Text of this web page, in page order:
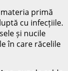
primă
cu infecțiile.
și nucile
în care răcelile